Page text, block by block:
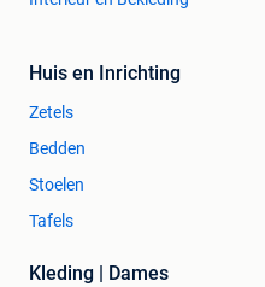
Huis en Inrichting
Zetels
Bedden
Stoelen
Tafels
Kleding | Dames